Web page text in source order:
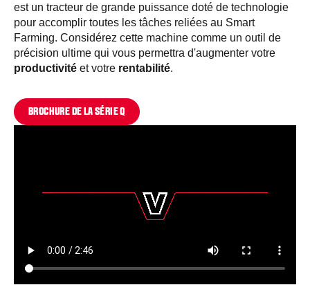
est un tracteur de grande puissance doté de technologie
pour accomplir toutes les tâches reliées au Smart
Farming. Considérez cette machine comme un outil de
précision ultime qui vous permettra d'augmenter votre
productivité et votre rentabilité.
BROCHURE DE LA SÉRIE Q